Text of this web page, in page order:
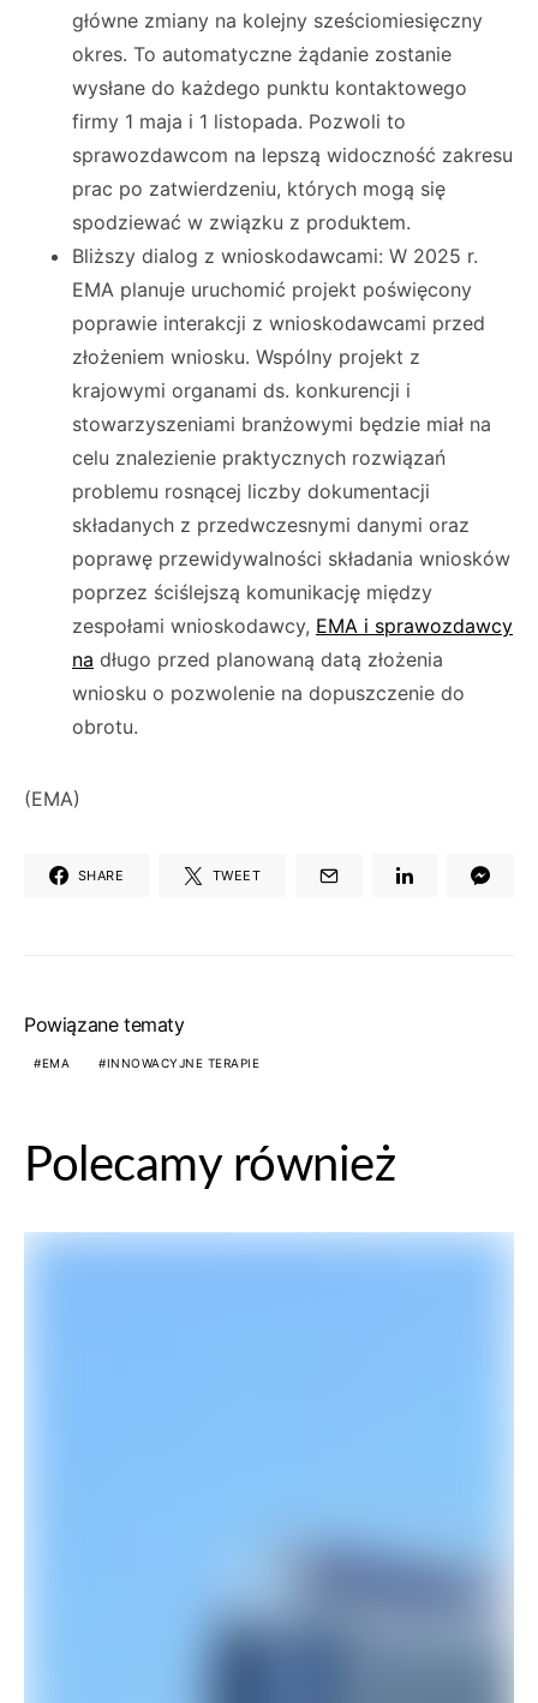
główne zmiany na kolejny sześciomiesięczny
okres. To automatyczne żądanie zostanie
wysłane do każdego punktu kontaktowego
firmy 1 maja i 1 listopada. Pozwoli to
sprawozdawcom na lepszą widoczność zakresu
prac po zatwierdzeniu, których mogą się
spodziewać w związku z produktem.
Bliższy dialog z wnioskodawcami: W 2025 r.
EMA planuje uruchomić projekt poświęcony
poprawie interakcji z wnioskodawcami przed
złożeniem wniosku. Wspólny projekt z
krajowymi organami ds. konkurencji i
stowarzyszeniami branżowymi będzie miał na
celu znalezienie praktycznych rozwiązań
problemu rosnącej liczby dokumentacji
składanych z przedwczesnymi danymi oraz
poprawę przewidywalności składania wniosków
poprzez ściślejszą komunikację między
zespołami wnioskodawcy, EMA i sprawozdawcy
na długo przed planowaną datą złożenia
wniosku o pozwolenie na dopuszczenie do
obrotu.
(EMA)
SHARE TWEET
Powiązane tematy
EMA INNOWACYJNE TERAPIE
Polecamy również